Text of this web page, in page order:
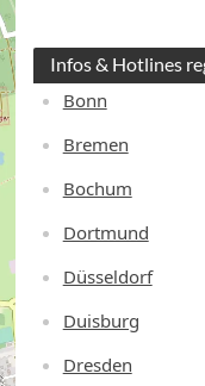
Infos & Hotlines
Bonn
Bremen
Bochum
Dortmund
Düsseldorf
Duisburg
Dresden